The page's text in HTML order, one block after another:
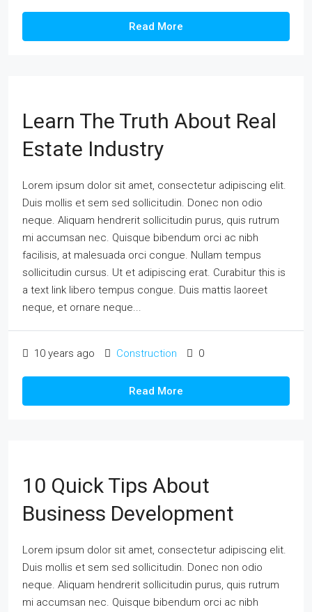
Read More
Learn The Truth About Real
Estate Industry
Lorem ipsum dolor sit amet, consectetur adipiscing elit.
Duis mollis et sem sed sollicitudin. Donec non odio
neque. Aliquam hendrerit sollicitudin purus, quis rutrum
mi accumsan nec. Quisque bibendum orci ac nibh
facilisis, at malesuada orci congue. Nullam tempus
sollicitudin cursus. Ut et adipiscing erat. Curabitur this is
a text link libero tempus congue. Duis mattis laoreet
neque, et ornare neque...
10 years ago Construction 0
Read More
10 Quick Tips About
Business Development
Lorem ipsum dolor sit amet, consectetur adipiscing elit.
Duis mollis et sem sed sollicitudin. Donec non odio
neque. Aliquam hendrerit sollicitudin purus, quis rutrum
mi accumsan nec. Quisque bibendum orci ac nibh